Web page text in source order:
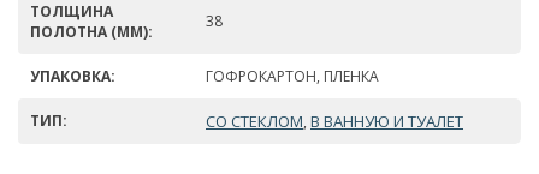
ТОЛЩИНА
ПОЛОТНА (ММ):
38
УПАКОВКА: ГОФРОКАРТОН, ПЛЕНКА
ТИП: СО СТЕКЛОМ, В ВАННУЮ И ТУАЛЕТ